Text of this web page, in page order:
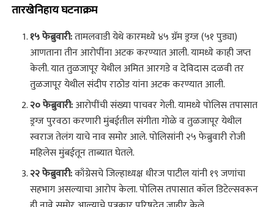
तारखेनिहाय घटनाक्रम
१५ फेब्रुवारी:तामलवाडी येथे कारमध्ये ४५ ग्रॅम ड्रग्ज (५१ पुड्या)
आणताना तीन आरोपींना अटक करण्यात आली. यामध्ये काही जप्त
केली. यात तुळजापूर येथील अमित आरगडे व देविदास दळवी तर
तुळजापूर येथील संदीप राठोड यांना अटक करण्यात आली.
२० फेब्रुवारी:आरोपींची संख्या पाचवर गेली. यामध्ये पोलिस तपासात
ड्रग्ज पुरवठा करणारी मुंबईतील संगीता गोळे व तुळजापूर येथील
स्वराज तेलंग याचे नाव समोर आले. पोलिसांनी २५ फेब्रुवारी रोजी
महिलेस मुंबईतून ताब्यात घेतले.
२२ फेब्रुवारी:काँग्रेसचे जिल्हाध्यक्ष धीरज पाटील यांनी १९ जणांचा
सहभाग असल्याचा आरोप केला. पोलिस तपासात कॉल डिटेल्सवरून